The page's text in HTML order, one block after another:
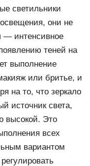
светильники
они не
— интенсивное
теней на
выполнение
или бритье, и
на то, что зеркало
источник света,
высокой. Это
всех
вариантом